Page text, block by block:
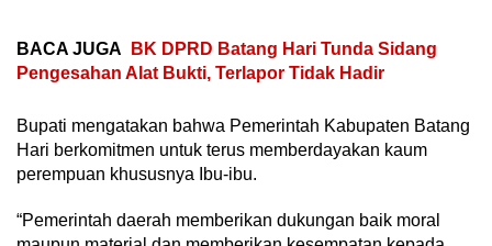
BACA JUGA
BK DPRD Batang Hari Tunda Sidang
Pengesahan Alat Bukti, Terlapor Tidak Hadir
Bupati mengatakan bahwa Pemerintah Kabupaten Batang
Hari berkomitmen untuk terus memberdayakan kaum
perempuan khususnya Ibu-ibu.
“Pemerintah daerah memberikan dukungan baik moral